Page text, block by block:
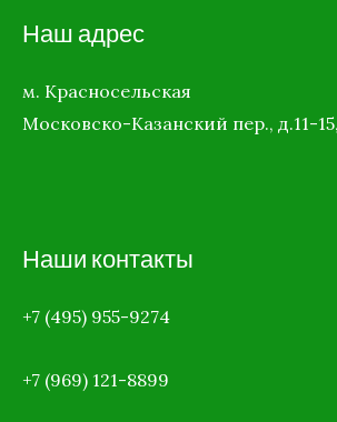
Наш адрес
м. Красносельская
Московско-Казанский пер., д.11-
Наши контакты
+7 (495) 955-9274
+7 (969) 121-8899